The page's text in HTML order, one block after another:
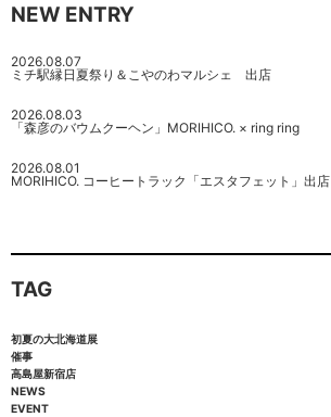
NEW ENTRY
2026.08.07
ミチ駅縁日夏祭り＆こやのわマルシェ 出店
2026.08.03
「森彦のバウムクーヘン」MORIHICO. × ring ring
2026.08.01
MORIHICO. コーヒートラック「エスタフェット」出店
TAG
初夏の大北海道展
催事
高島屋新宿店
NEWS
EVENT